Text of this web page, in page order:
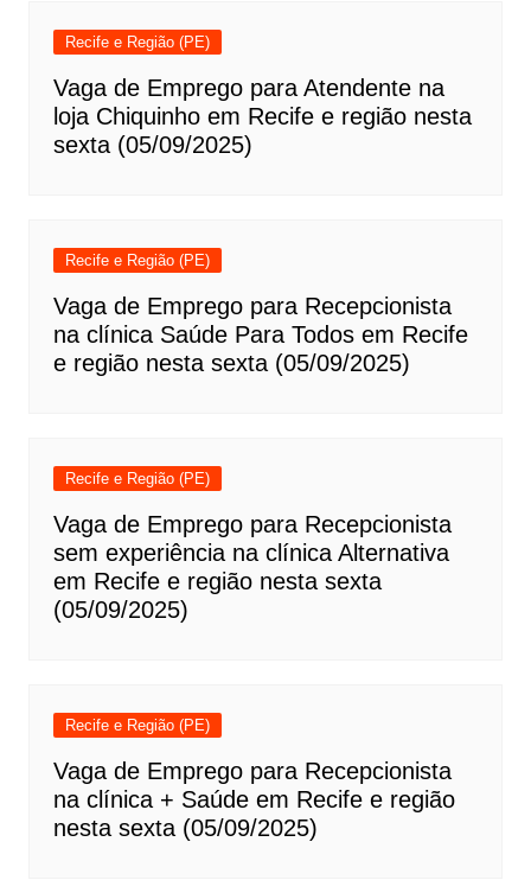
Recife e Região (PE)
Vaga de Emprego para Atendente na
loja Chiquinho em Recife e região nesta
sexta (05/09/2025)
Recife e Região (PE)
Vaga de Emprego para Recepcionista
na clínica Saúde Para Todos em Recife
e região nesta sexta (05/09/2025)
Recife e Região (PE)
Vaga de Emprego para Recepcionista
sem experiência na clínica Alternativa
em Recife e região nesta sexta
(05/09/2025)
Recife e Região (PE)
Vaga de Emprego para Recepcionista
na clínica + Saúde em Recife e região
nesta sexta (05/09/2025)